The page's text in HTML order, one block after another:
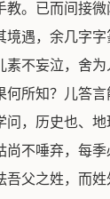
。已而间接
遇，余几字
不妄泣，舍
所知？儿答
，历史也、
不唾弃，每
父之姓，而